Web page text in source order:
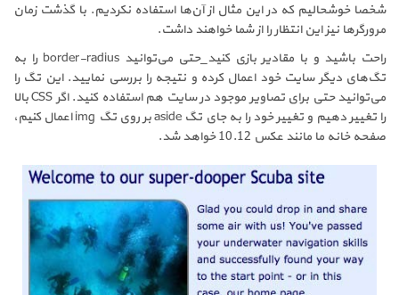
شخصا خوشحالیم که در این مثال از آن‌ها استفاده نکردیم. با گذشت زمان
مرورگرها نیز این انتظار را از شما خواهند داشت.
راحت باشید و با مقادیر بازی کنید_‌حتی می‌توانید border-radius را به
تگ‌های دیگر سایت خود اعمال کرده و نتیجه را بررسی نمایید. این تگ را
می‌توانید حتی برای تصاویر موجود در سایت هم استفاده کنید. اگر CSS بالا
را تغییر دهیم و تغییر خود را به جای تگ aside بر روی تگ img اعمال کنیم،
صفحه خانه ما مانند عکس 10.12 خواهد شد.